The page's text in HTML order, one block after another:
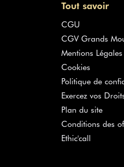
Tout savoir
CGU
CGV Grands
Mentions Légales
Cookies
Politique de
Exercez vos
Plan du site
Conditions des
Ethic'call